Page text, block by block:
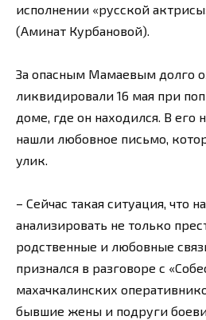
исполнении «русской
(Аминат Курбановой).
За опасным Мамаевым долго
ликвидировали 16 мая при
доме, где он находился. В его
нашли любовное письмо,
улик.
– Сейчас такая ситуация, что
анализировать не только
родственные и любовные
признался в разговоре с
махачкалинских
бывшие жены и подруги